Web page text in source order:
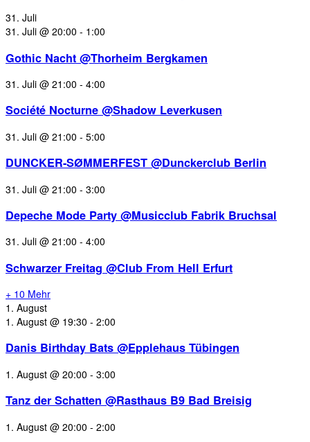
31. Juli
31. Juli @ 20:00 - 1:00
Gothic Nacht @Thorheim Bergkamen
31. Juli @ 21:00 - 4:00
Société Nocturne @Shadow Leverkusen
31. Juli @ 21:00 - 5:00
DUNCKER-SØMMERFEST @Dunckerclub Berlin
31. Juli @ 21:00 - 3:00
Depeche Mode Party @Musicclub Fabrik Bruchsal
31. Juli @ 21:00 - 4:00
Schwarzer Freitag @Club From Hell Erfurt
+ 10 Mehr
1. August
1. August @ 19:30 - 2:00
Danis Birthday Bats @Epplehaus Tübingen
1. August @ 20:00 - 3:00
Tanz der Schatten @Rasthaus B9 Bad Breisig
1. August @ 20:00 - 2:00